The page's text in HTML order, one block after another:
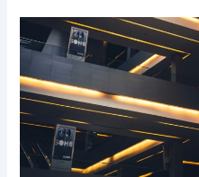
Reklame
Visual
dalam
Pemasaran?